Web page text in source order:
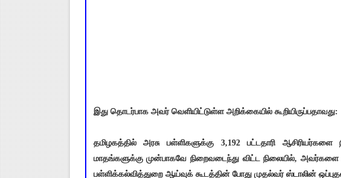
இது தொடர்பாக அவர் வெளியிட்டுள்ள அறிக்கையில் கூறியிருப்பதாவது:
தமிழகத்தில் அரசு பள்ளிகளுக்கு 3,192 பட்டதாரி
மாதங்களுக்கு முன்பாகவே நிறைவடைந்து விட்ட நிலையில்,
பள்ளிக்கல்வித்துறை ஆய்வுக் கூடத்தின் போது முதல்வர் ஸ்டாலின்